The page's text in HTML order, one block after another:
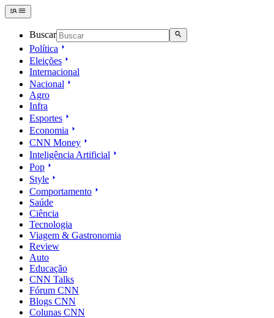
Buscar
Política
Eleições
Internacional
Nacional
Agro
Infra
Esportes
Economia
CNN Money
Inteligência Artificial
Pop
Style
Comportamento
Saúde
Ciência
Tecnologia
Viagem & Gastronomia
Review
Auto
Educação
CNN Talks
Fórum CNN
Blogs CNN
Colunas CNN